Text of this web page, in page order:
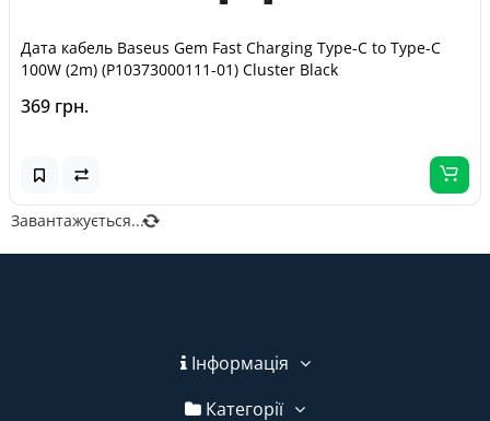
Дата кабель Baseus Gem Fast Charging Type-C to Type-C
100W (2m) (P10373000111-01) Cluster Black
369 грн.
Завантажується...
Інформація
Категорії